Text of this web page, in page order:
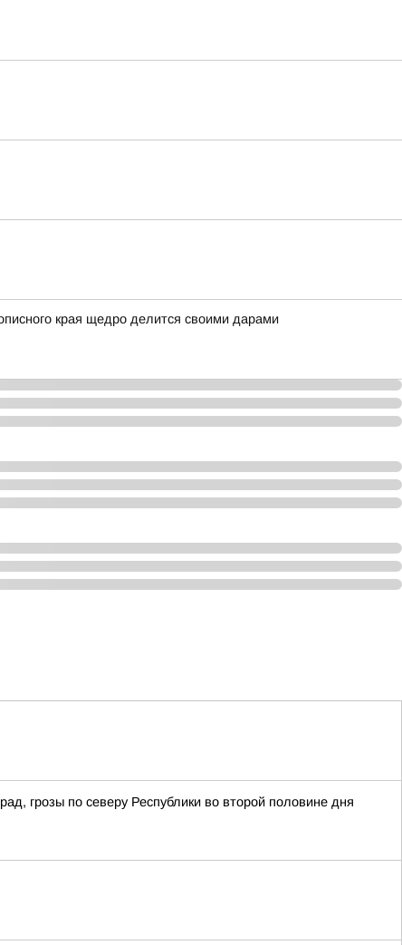
края щедро делится своими дарами
грозы по северу Республики во второй половине дня